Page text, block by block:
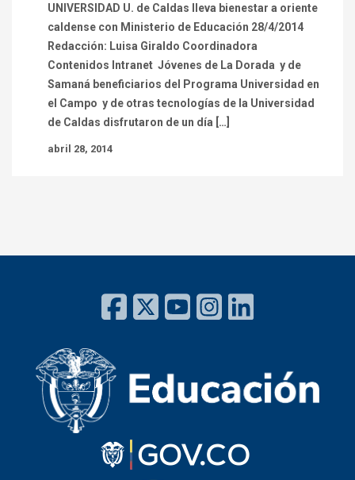
UNIVERSIDAD U. de Caldas lleva bienestar a oriente
caldense con Ministerio de Educación 28/4/2014
Redacción: Luisa Giraldo Coordinadora
Contenidos Intranet Jóvenes de La Dorada y de
Samaná beneficiarios del Programa Universidad en
el Campo y de otras tecnologías de la Universidad
de Caldas disfrutaron de un día […]
abril 28, 2014